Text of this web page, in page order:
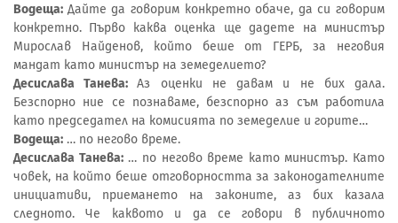
Водеща: Дайте да говорим конкретно обаче, да си говорим
конкретно. Първо каква оценка ще дадете на министър
Мирослав Найденов, който беше от ГЕРБ, за неговия
мандат като министър на земеделието?
Десислава Танева:Аз оценки не давам и не бих дала.
Безспорно ние се познаваме, безспорно аз съм работила
като председател на комисията по земеделие и горите…
Водеща: … по негово време.
Десислава Танева:… по негово време като министър. Като
човек, на който беше отговорността за законодателните
инициативи, приемането на законите, аз бих казала
следното. Че каквото и да се говори в публичното